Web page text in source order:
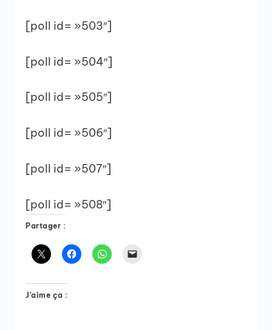
[poll id= »503″]
[poll id= »504″]
[poll id= »505″]
[poll id= »506″]
[poll id= »507″]
[poll id= »508″]
Partager :
J’aime ça :